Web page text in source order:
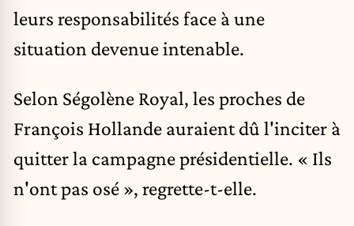
leurs responsabilités face à une
situation devenue intenable.
Selon Ségolène Royal, les proches de
François Hollande auraient dû l'inciter à
quitter la campagne présidentielle. « Ils
n'ont pas osé », regrette-t-elle.